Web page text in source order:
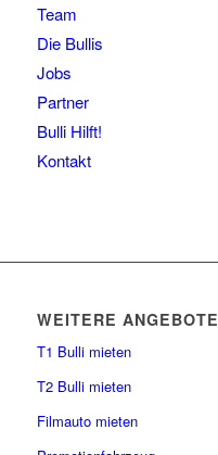
Team
Die Bullis
Jobs
Partner
Bulli Hilft!
Kontakt
WEITERE ANGEBOTE
T1 Bulli mieten
T2 Bulli mieten
Filmauto mieten